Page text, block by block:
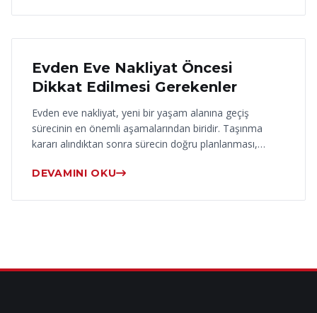
16 Haziran 2026
Evden Eve Nakliyat Öncesi
Dikkat Edilmesi Gerekenler
Evden eve nakliyat, yeni bir yaşam alanına geçiş
sürecinin en önemli aşamalarından biridir. Taşınma
kararı alındıktan sonra sürecin doğru planlanması,…
DEVAMINI OKU